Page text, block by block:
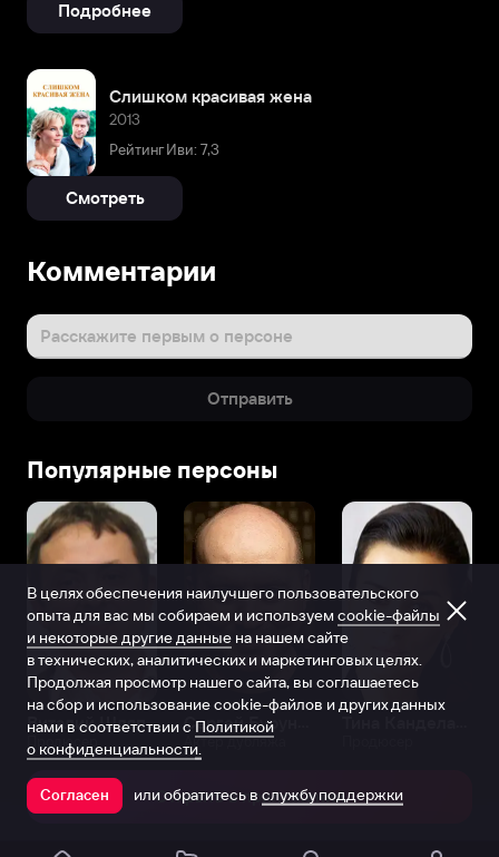
Подробнее
Слишком красивая жена
2013
Рейтинг Иви: 7,3
Смотреть
Комментарии
Расскажите первым о персоне
Отправить
Популярные персоны
Виталий Шляппо
Продюсер Актёр дубляжа
Открыть в приложении
В целях обеспечения наилучшего пользовательского
опыта для вас мы собираем и используем cookie-файлы
и некоторые другие данные на нашем сайте
в технических, аналитических и маркетинговых целях.
Продолжая просмотр нашего сайта, вы соглашаетесь
на сбор и использование cookie-файлов и других данных
нами в соответствии с Политикой
о конфиденциальности.
Согласен или обратитесь в службу поддержки